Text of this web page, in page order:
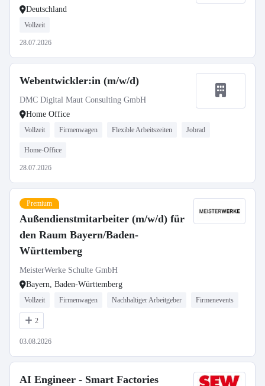
Deutschland
Vollzeit
28.07.2026
Webentwickler:in (m/w/d)
DMC Digital Maut Consulting GmbH
Home Office
Vollzeit Firmenwagen Flexible Arbeitszeiten Jobrad
Home-Office
28.07.2026
Premium
Außendienstmitarbeiter (m/w/d) für
den Raum Bayern/Baden-
Württemberg
MeisterWerke Schulte GmbH
Bayern, Baden-Württemberg
Vollzeit Firmenwagen Nachhaltiger Arbeitgeber Firmenevents
2
03.08.2026
AI Engineer - Smart Factories